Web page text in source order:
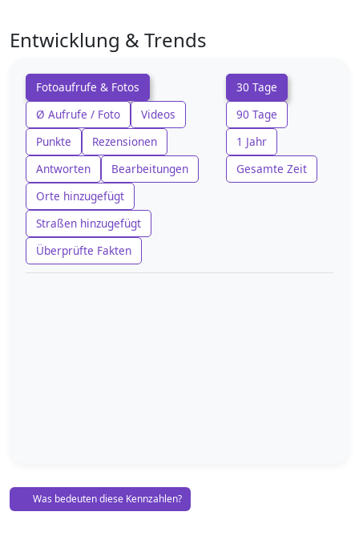
Entwicklung & Trends
Fotoaufrufe & Fotos
Ø Aufrufe / Foto
Videos
Punkte
Rezensionen
Antworten
Bearbeitungen
Orte hinzugefügt
Straßen hinzugefügt
Überprüfte Fakten
30 Tage
90 Tage
1 Jahr
Gesamte Zeit
Was bedeuten diese Kennzahlen?